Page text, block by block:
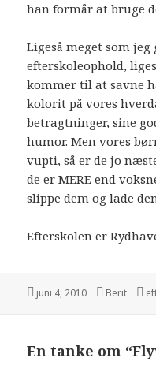
han formår at bruge
Ligeså meget som
efterskoleophold,
kommer til at savne
kolorit på vores
betragtninger, sine
humor. Men vores
vupti, så er de jo
de er MERE end
slippe dem og lade
Efterskolen er
juni 4, 2010 Berit
En tanke om